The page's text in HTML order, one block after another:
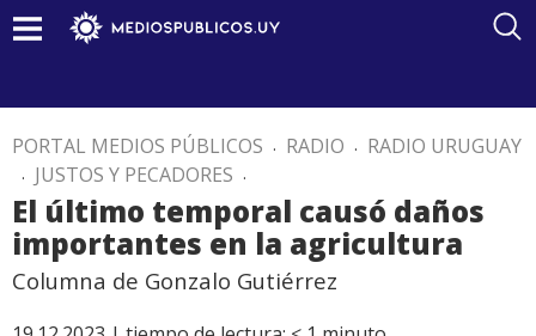
PORTAL MEDIOS PÚBLICOS . RADIO . RADIO URUGUAY
. JUSTOS Y PECADORES .
El último temporal causó daños
importantes en la agricultura
Columna de Gonzalo Gutiérrez